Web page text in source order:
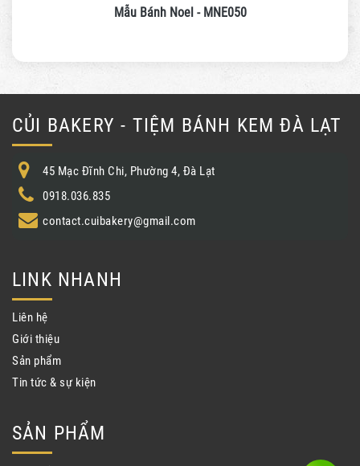
Mẫu Bánh Noel - MNE050
CỦI BAKERY - TIỆM BÁNH KEM ĐÀ LẠT
45 Mạc Đĩnh Chi, Phường 4, Đà Lạt
0918.036.835
contact.cuibakery@gmail.com
LINK NHANH
Liên hệ
Giới thiệu
Sản phẩm
Tin tức & sự kiện
SẢN PHẨM